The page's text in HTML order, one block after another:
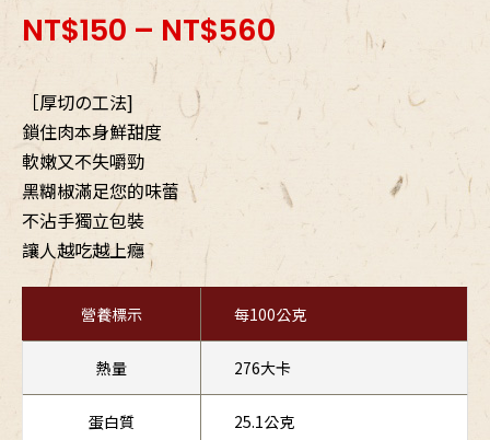
NT$150 – NT$560
［厚切の工法]
鎖住肉本身鮮甜度
軟嫩又不失嚼勁
黑糊椒滿足您的味蕾
不沾手獨立包裝
讓人越吃越上癮
營養標示 每100公克
熱量 276大卡
蛋白質 25.1公克